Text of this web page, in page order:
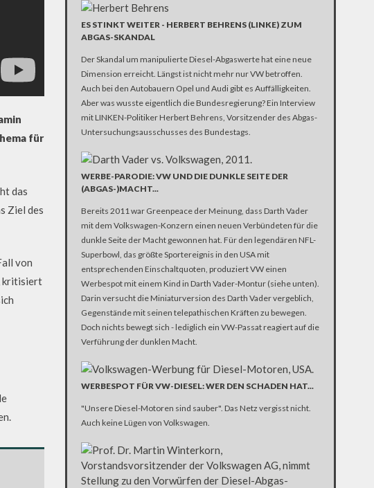
für
das
Ziel des
von
kritisiert
ES STINKT WEITER - HERBERT BEHRENS (LINKE) ZUM
ABGAS-SKANDAL
Der Skandal um manipulierte Diesel-Abgaswerte hat eine neue
Dimension erreicht. Längst ist nicht mehr nur VW betroffen.
Auch bei den Autobauern Opel und Audi gibt es Auffälligkeiten.
Aber was wusste eigentlich die Bundesregierung? Ein Interview
mit LINKEN-Politiker Herbert Behrens, Vorsitzender des Abgas-
Untersuchungsausschusses des Bundestags.
WERBE-PARODIE: VW UND DIE DUNKLE SEITE DER
(ABGAS-)MACHT...
Bereits 2011 war Greenpeace der Meinung, dass Darth Vader
mit dem Volkswagen-Konzern einen neuen Verbündeten für die
dunkle Seite der Macht gewonnen hat. Für den legendären NFL-
Superbowl, das größte Sportereignis in den USA mit
entsprechenden Einschaltquoten, produziert VW einen
Werbespot mit einem Kind in Darth Vader-Montur (siehe unten).
Darin versucht die Miniaturversion des Darth Vader vergeblich,
Gegenstände mit seinen telepathischen Kräften zu bewegen.
Doch nichts bewegt sich - lediglich ein VW-Passat reagiert auf die
Verführung der dunklen Macht.
WERBESPOT FÜR VW-DIESEL: WER DEN SCHADEN HAT...
"Unsere Diesel-Motoren sind sauber". Das Netz vergisst nicht.
Auch keine Lügen von Volkswagen.